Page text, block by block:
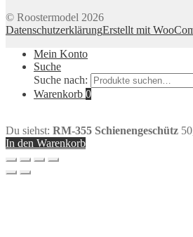
© Roostermodel 2026
DatenschutzerklärungErstellt mit
Mein Konto
Suche
Suche nach:
Warenkorb 0
Du siehst: RM-355 Schienengeschütz
In den Warenkorb